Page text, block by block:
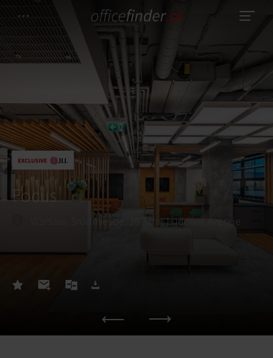
Focus
Warsaw, Śródmieście, 26 Armii Ludowej Avenue